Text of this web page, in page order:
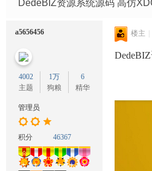
DedeBIZ资源系统源码 高仿
a5656456
4002
主题
1万
狗粮
6
精华
管理员
积分 46367
楼主 |
DedeBIZ